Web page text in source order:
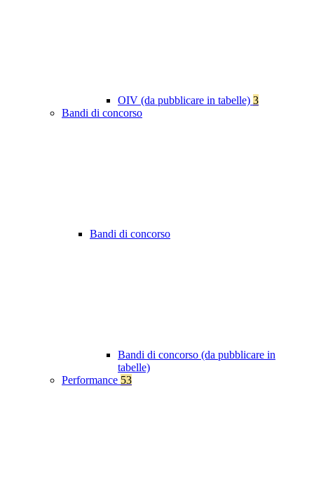
OIV (da pubblicare in tabelle) 3
Bandi di concorso
Bandi di concorso
Bandi di concorso (da pubblicare in
tabelle)
Performance 53